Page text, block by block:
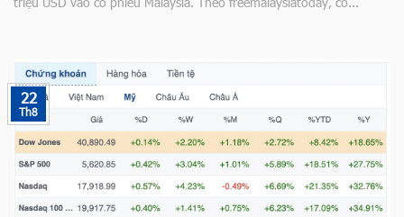
22
Th8